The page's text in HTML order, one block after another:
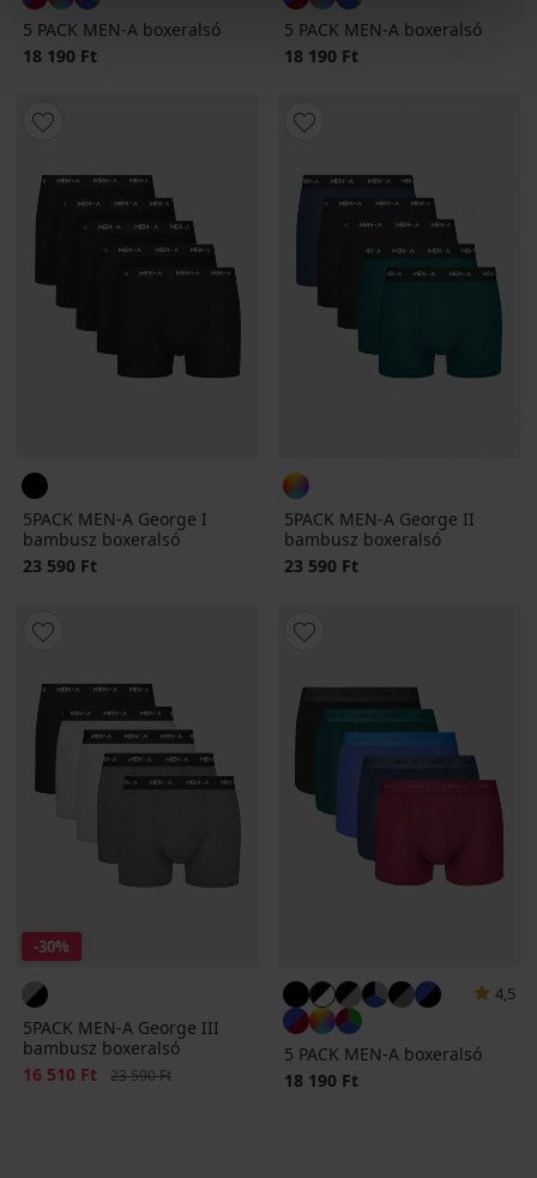
5 PACK MEN-A boxeralsó
18 190 Ft
5 PACK MEN-A boxeralsó
18 190 Ft
5PACK MEN-A George I
bambusz boxeralsó
23 590 Ft
5PACK MEN-A George II
bambusz boxeralsó
23 590 Ft
-30%
5PACK MEN-A George III
bambusz boxeralsó
Kedvezmény
16 510 Ft Eredeti ár
23 590 Ft
4,5
5 PACK MEN-A boxeralsó
18 190 Ft